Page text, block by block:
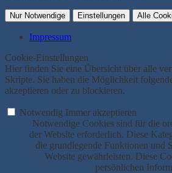
Nur Notwendige Einstellungen Alle
Impressum
Cookie-Einstellungen
Hier finden Sie eine Übersicht über alle
Skripte. Sie haben die Möglichkeit
akzeptieren oder zu blockieren.
Notwendig Immer akzeptieren
Notwendige Cookies sind für die
der Website erforderlich. Diese
die grundlegende Funktionen und
Website gewährleisten. Diese
persönlichen